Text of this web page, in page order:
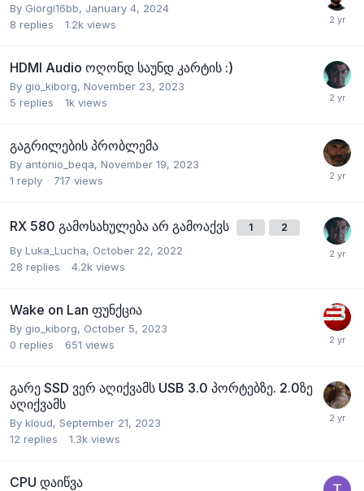
By Giorgi16bb, January 4, 2024
8 replies 1.2k views
HDMI Audio ოღონდ საუნდ კარტის :)
By gio_kiborg, November 23, 2023
5 replies 1k views
გაგრილების პრობლემა
By antonio_beqa, November 19, 2023
1 reply 717 views
RX 580 გამოსახულება არ გამოაქვს 1 2
By Luka_Lucha, October 22, 2022
28 replies 4.2k views
Wake on Lan ფუნქცია
By gio_kiborg, October 5, 2023
0 replies 651 views
გარე SSD ვერ აღიქვამს USB 3.0 პორტებზე. 2.0ზე
აღიქვამს
By kloud, September 21, 2023
12 replies 1.3k views
CPU დაიწვა